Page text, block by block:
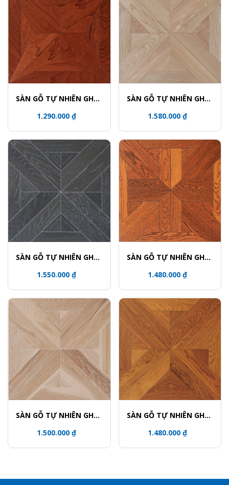
SÀN GỖ TỰ NHIÊN GHÉP
1.290.000 ₫
SÀN GỖ TỰ NHIÊN GHÉP
1.580.000 ₫
SÀN GỖ TỰ NHIÊN GHÉP
1.550.000 ₫
SÀN GỖ TỰ NHIÊN GHÉP
1.480.000 ₫
SÀN GỖ TỰ NHIÊN GHÉP
1.500.000 ₫
SÀN GỖ TỰ NHIÊN GHÉP
1.480.000 ₫